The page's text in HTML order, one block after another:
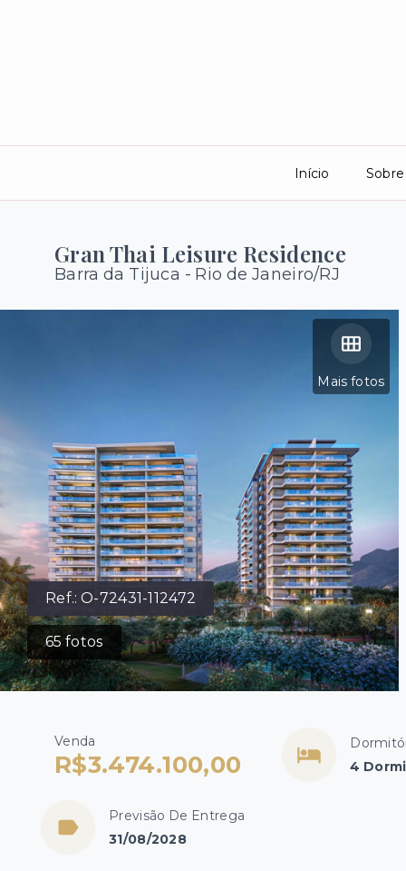
Início Sobre
Gran Thai Leisure Residence
Barra da Tijuca - Rio de Janeiro/RJ
Ref.:O-72431-112472
65 fotos
Mais fotos
Venda
R$3.474.100,00
4
Previsão De Entrega
31/08/2028